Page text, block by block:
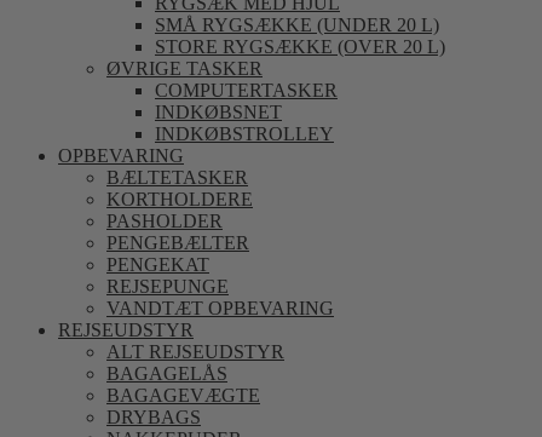
SMÅ RYGSÆKKE (UNDER 20 L)
STORE RYGSÆKKE (OVER 20 L)
ØVRIGE TASKER
COMPUTERTASKER
INDKØBSNET
INDKØBSTROLLEY
OPBEVARING
BÆLTETASKER
KORTHOLDERE
PASHOLDER
PENGEBÆLTER
PENGEKAT
REJSEPUNGE
VANDTÆT OPBEVARING
REJSEUDSTYR
ALT REJSEUDSTYR
BAGAGELÅS
BAGAGEVÆGTE
DRYBAGS